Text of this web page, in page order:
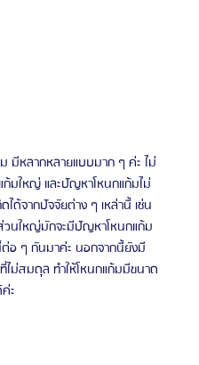
มีหลากหลายแบบมาก ๆ ค่ะ ไม่
มใหญ่ และปัญหาโหนกแก้มไม่
ด้จากปัจจัยต่าง ๆ เหล่านี้ เช่น
วนใหญ่มักจะมีปัญหาโหนกแก้ม
อ ๆ กันมาค่ะ นอกจากนี้ยังมี
ไม่สมดุล ทำให้โหนกแก้มมีขนาด
ะ